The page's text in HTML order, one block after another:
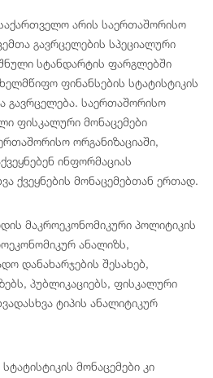
არის საერთაშორისო
გავრცელების სპეციალური
სტანდარტის ფარგლებში
ფინანსების სტატისტიკის
გავრცელება. საერთაშორისო
ფისკალური მონაცემები
ორგანიზაციაში,
ინფორმაციას
ქვეყნების მონაცემებთან ერთად.
მაკროეკონომიკური პოლიტიკის
ანალიზს,
დანახარჯების შესახებ,
პუბლიკაციებს, ფისკალური
ტიპის ანალიტიკურ
მონაცემები კი